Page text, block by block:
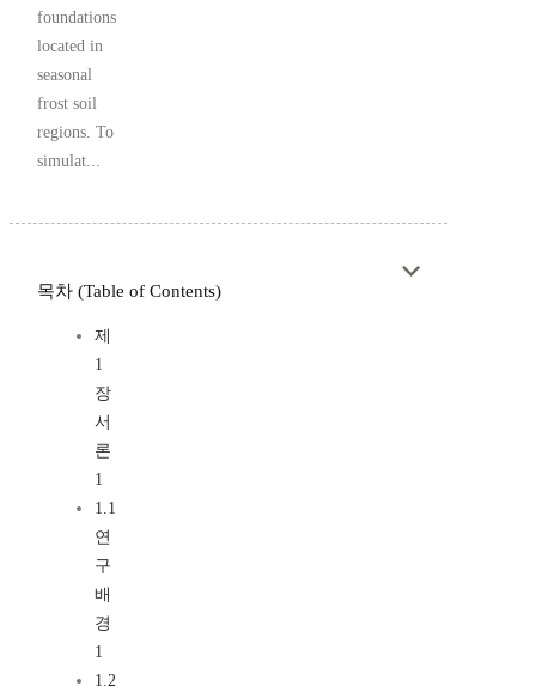
foundations
located in
seasonal
frost soil
regions. To
simulat...
목차 (Table of Contents)
제
1
장
서
론
1
1.1
연
구
배
경
1
1.2